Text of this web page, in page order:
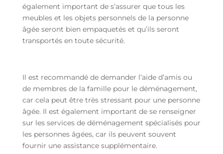
également important de s’assurer que tous les
meubles et les objets personnels de la personne
âgée seront bien empaquetés et qu’ils seront
transportés en toute sécurité.
Il est recommandé de demander l’aide d’amis ou
de membres de la famille pour le déménagement,
car cela peut être très stressant pour une personne
âgée. Il est également important de se renseigner
sur les services de déménagement spécialisés pour
les personnes âgées, car ils peuvent souvent
fournir une assistance supplémentaire.